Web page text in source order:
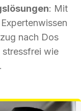
: Mit
nach Dos
stressfrei wie